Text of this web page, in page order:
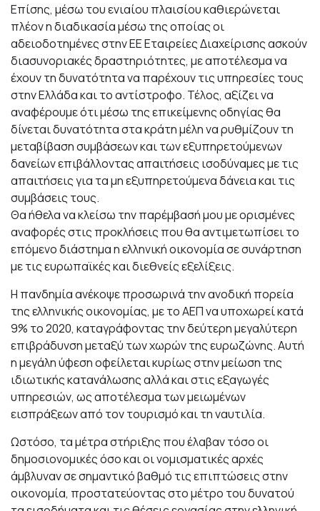
Επίσης, μέσω του ενιαίου πλαισίου καθιερώνεται
πλέον η διαδικασία μέσω της οποίας οι
αδειοδοτημένες στην ΕΕ Εταιρείες Διαχείρισης ασκούν
διασυνοριακές δραστηριότητες, με αποτέλεσμα να
έχουν τη δυνατότητα να παρέχουν τις υπηρεσίες τους
στην Ελλάδα και το αντίστροφο. Τέλος, αξίζει να
αναφέρουμε ότι μέσω της επικείμενης οδηγίας θα
δίνεται δυνατότητα στα κράτη μέλη να ρυθμίζουν τη
μεταβίβαση συμβάσεων και των εξυπηρετούμενων
δανείων επιβάλλοντας απαιτήσεις ισοδύναμες με τις
απαιτήσεις για τα μη εξυπηρετούμενα δάνεια και τις
συμβάσεις τους.
Θα ήθελα να κλείσω την παρέμβασή μου με ορισμένες
αναφορές στις προκλήσεις που θα αντιμετωπίσει το
επόμενο διάστημα η ελληνική οικονομία σε συνάρτηση
με τις ευρωπαϊκές και διεθνείς εξελίξεις.
Η πανδημία ανέκοψε προσωρινά την ανοδική πορεία
της ελληνικής οικονομίας, με το ΑΕΠ να υποχωρεί κατά
9% το 2020, καταγράφοντας την δεύτερη μεγαλύτερη
επιβράδυνση μεταξύ των χωρών της ευρωζώνης. Αυτή
η μεγάλη ύφεση οφείλεται κυρίως στην μείωση της
ιδιωτικής κατανάλωσης αλλά και στις εξαγωγές
υπηρεσιών, ως αποτέλεσμα των μειωμένων
εισπράξεων από τον τουρισμό και τη ναυτιλία.
Ωστόσο, τα μέτρα στήριξης που έλαβαν τόσο οι
δημοσιονομικές όσο και οι νομισματικές αρχές
άμβλυναν σε σημαντικό βαθμό τις επιπτώσεις στην
οικονομία, προστατεύοντας στο μέτρο του δυνατού